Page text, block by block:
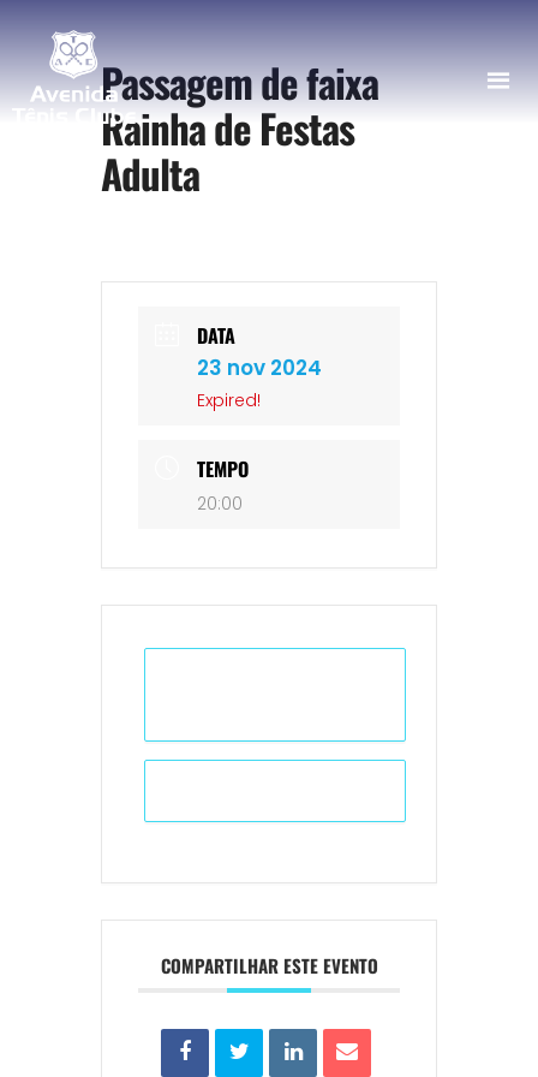
Passagem de faixa
Rainha de Festas
Adulta
DATA
23 nov 2024
Expired!
TEMPO
20:00
COMPARTILHAR ESTE EVENTO